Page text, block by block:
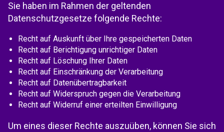
Sie haben im Rahmen der geltenden
Datenschutzgesetze folgende Rechte:
Recht auf Auskunft über Ihre gespeicherten Daten
Recht auf Berichtigung unrichtiger Daten
Recht auf Löschung Ihrer Daten
Recht auf Einschränkung der Verarbeitung
Recht auf Datenübertragbarkeit
Recht auf Widerspruch gegen die Verarbeitung
Recht auf Widerruf einer erteilten Einwilligung
Um eines dieser Rechte auszuüben, können Sie sich